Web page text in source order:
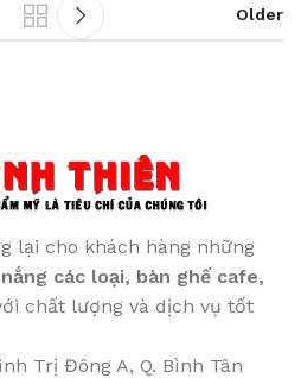
Older
lại cho khách hàng những
các loại, bàn ghế cafe,
chất lượng và dịch vụ tốt
Trị Đông A, Q. Bình Tân